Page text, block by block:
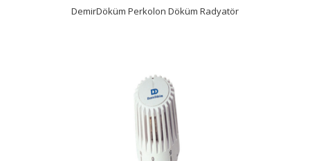
DemirDöküm Perkolon Döküm Radyatör
İncele